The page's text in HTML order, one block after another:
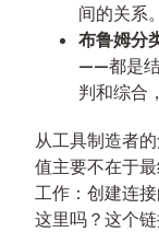
间的关系
布鲁姆分
——都是结
判和综合
从工具制造者
值主要不在于
工作：创建连
这里吗？这个